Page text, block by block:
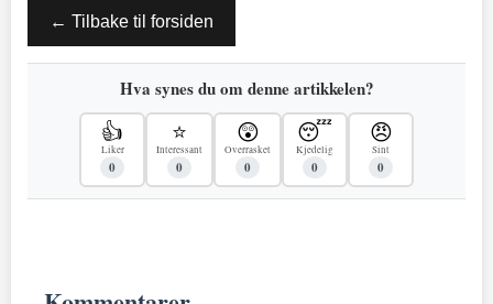
← Tilbake til forsiden
Hva synes du om denne artikkelen?
👍
Liker
0
⭐
Interessant
0
😲
Overrasket
0
😴
Kjedelig
0
😠
Sint
0